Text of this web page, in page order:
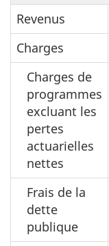
Revenus
Charges
Charges de
programmes
excluant les
pertes
actuarielles
nettes
Frais de la
dette
publique